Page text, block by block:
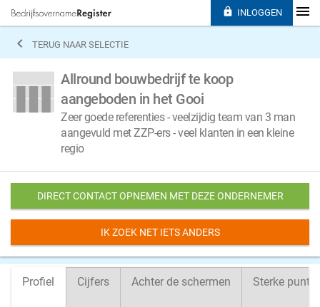
 TERUG NAAR SELECTIE
Allround bouwbedrijf te koop
aangeboden in het Gooi
Zeer goede referenties - veelzijdig team van 3 man
aangevuld met ZZP-ers - veel klanten in een kleine
regio
DIRECT CONTACT OPNEMEN MET DEZE ONDERNEMER
IK ZOEK NET IETS ANDERS
Profiel Cijfers Achter de schermen Sterke
 INLOGGEN